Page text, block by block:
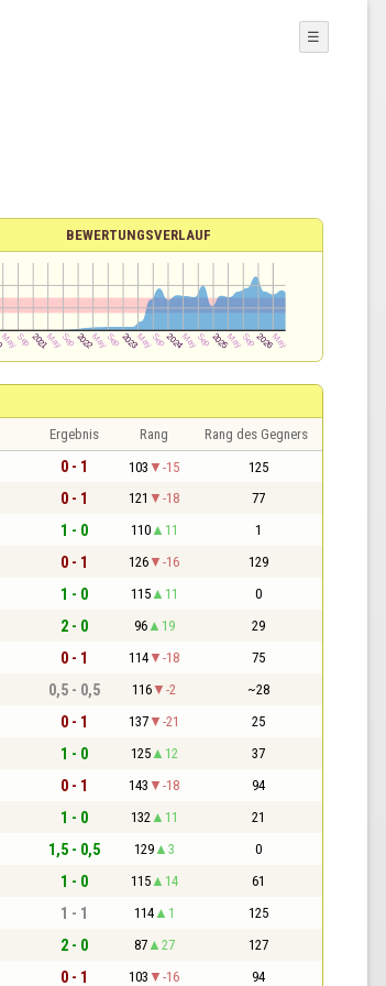
☰
BEWERTUNGSVERLAUF
Ergebnis Rang Rang des Gegners
0 - 1 103 -15 125
0 - 1 121 -18 77
1 - 0 110 11 1
0 - 1 126 -16 129
1 - 0 115 11 0
2 - 0 96 19 29
0 - 1 114 -18 75
0,5 - 0,5 116 -2 ~28
0 - 1 137 -21 25
1 - 0 125 12 37
0 - 1 143 -18 94
1 - 0 132 11 21
1,5 - 0,5 129 3 0
1 - 0 115 14 61
1 - 1 114 1 125
2 - 0 87 27 127
0 - 1 103 -16 94